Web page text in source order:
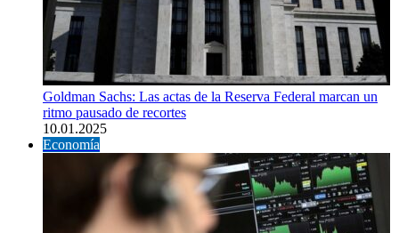
Goldman Sachs: Las actas de la Reserva Federal marcan un
ritmo pausado de recortes
10.01.2025
Economía